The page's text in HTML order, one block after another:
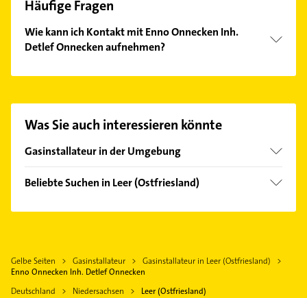
Häufige Fragen
Wie kann ich Kontakt mit Enno Onnecken Inh.
Detlef Onnecken aufnehmen?
Hier finden Sie alleKontaktdaten
Was Sie auch interessieren könnte
Gasinstallateur in der Umgebung
Rhauderfehn
Großefehn
Beliebte Suchen in Leer (Ostfriesland)
Elektriker
Gelbe Seiten Gasinstallateur
Gasinstallateur in Leer (Ostfriesland)
Enno Onnecken Inh. Detlef Onnecken
Deutschland
Niedersachsen Leer (Ostfriesland)